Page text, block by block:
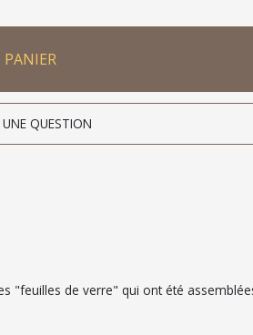
PANIER
QUESTION
"feuilles de verre" qui ont été